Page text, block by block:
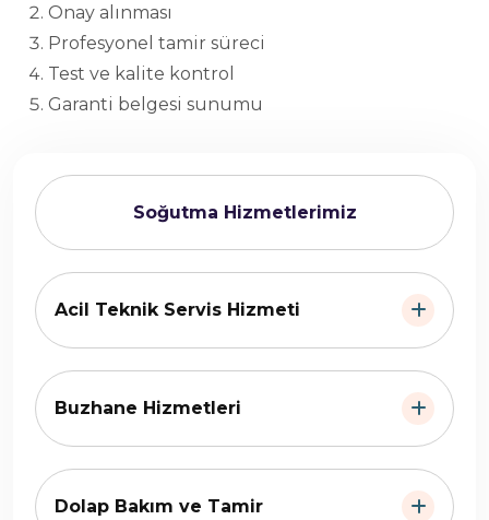
Soğutma Hizmetlerimiz
Acil Teknik Servis Hizmeti
Buzhane Hizmetleri
Dolap Bakım ve Tamir
Onay alınması
Profesyonel tamir süreci
Test ve kalite kontrol
Garanti belgesi sunumu